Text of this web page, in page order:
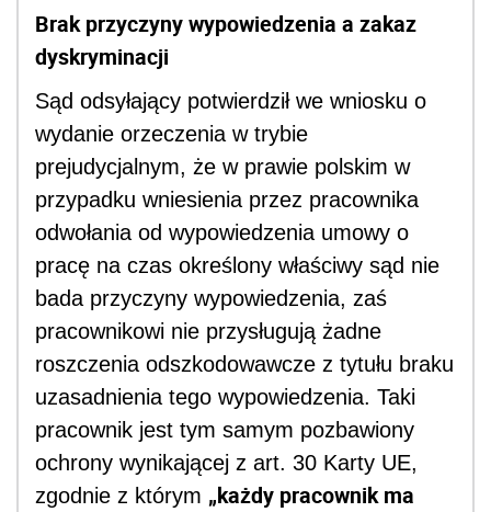
Brak przyczyny wypowiedzenia a zakaz
dyskryminacji
Sąd odsyłający potwierdził we wniosku o
wydanie orzeczenia w trybie
prejudycjalnym, że w prawie polskim w
przypadku wniesienia przez pracownika
odwołania od wypowiedzenia umowy o
pracę na czas określony właściwy sąd nie
bada przyczyny wypowiedzenia, zaś
pracownikowi nie przysługują żadne
roszczenia odszkodowawcze z tytułu braku
uzasadnienia tego wypowiedzenia. Taki
pracownik jest tym samym pozbawiony
ochrony wynikającej z art. 30 Karty UE,
zgodnie z którym „każdy pracownik ma